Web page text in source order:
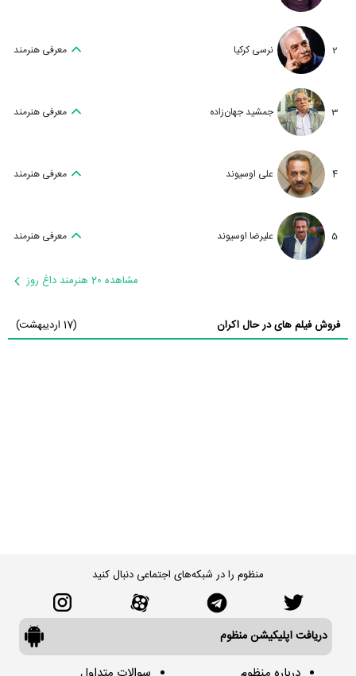
2 نرسی کرکیا معرفی هنرمند
3 جمشید جهان‌زاده معرفی هنرمند
4 علی اوسیوند معرفی هنرمند
5 علیرضا اوسیوند معرفی هنرمند
مشاهده 20 هنرمند داغ روز
فروش فیلم های در حال اکران (17 اردیبهشت)
منظوم را در شبکه‌های اجتماعی دنبال کنید
دریافت اپلیکیشن منظوم